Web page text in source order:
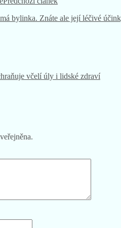
bylinka. Znáte ale její léčivé
včelí úly i lidské zdraví